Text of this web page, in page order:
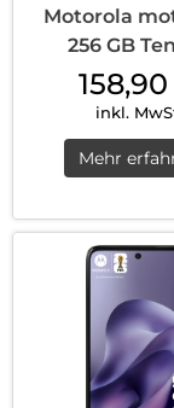
Motorola
256 GB
158,90
inkl.
Mehr